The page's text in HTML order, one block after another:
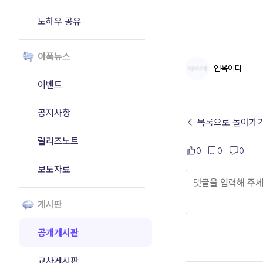
노하우 공유
아폭뉴스
이벤트
공지사항
릴리즈노트
보도자료
게시판
공개게시판
교사게시판
연옥이다
← 목록으로 돌아가
0 0 0